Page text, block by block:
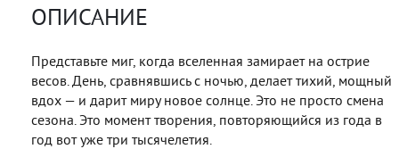
ОПИСАНИЕ
Представьте миг, когда вселенная замирает на острие
весов. День, сравнявшись с ночью, делает тихий, мощный
вдох — и дарит миру новое солнце. Это не просто смена
сезона. Это момент творения, повторяющийся из года в
год вот уже три тысячелетия.